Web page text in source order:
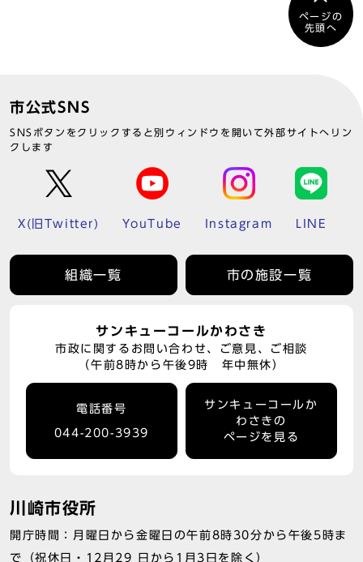
ページの
先頭へ
市公式SNS
SNSボタンをクリックすると別ウィンドウを開いて外部サイトへリン
クします
X(旧Twitter) YouTube Instagram LINE
組織一覧 市の施設一覧
サンキューコールかわさき
市政に関するお問い合わせ、ご意見、ご相談
（午前8時から午後9時 年中無休）
電話番号
044-200-3939
サンキューコールか
わさきの
ページを見る
川崎市役所
開庁時間：月曜日から金曜日の午前8時30分から午後5時ま
で（祝休日・12月29 日から1月3日を除く）